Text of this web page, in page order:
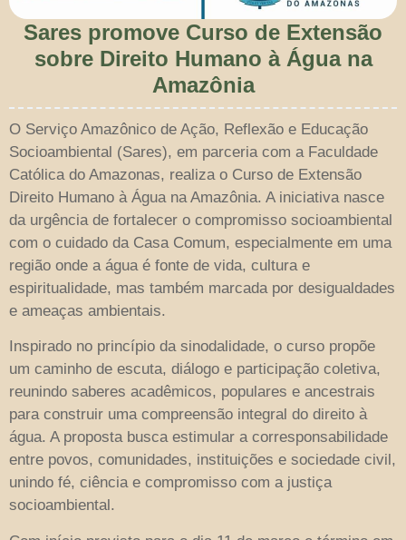
Sares promove Curso de Extensão
sobre Direito Humano à Água na
Amazônia
O Serviço Amazônico de Ação, Reflexão e Educação
Socioambiental (Sares), em parceria com a Faculdade
Católica do Amazonas, realiza o Curso de Extensão
Direito Humano à Água na Amazônia. A iniciativa nasce
da urgência de fortalecer o compromisso socioambiental
com o cuidado da Casa Comum, especialmente em uma
região onde a água é fonte de vida, cultura e
espiritualidade, mas também marcada por desigualdades
e ameaças ambientais.
Inspirado no princípio da sinodalidade, o curso propõe
um caminho de escuta, diálogo e participação coletiva,
reunindo saberes acadêmicos, populares e ancestrais
para construir uma compreensão integral do direito à
água. A proposta busca estimular a corresponsabilidade
entre povos, comunidades, instituições e sociedade civil,
unindo fé, ciência e compromisso com a justiça
socioambiental.